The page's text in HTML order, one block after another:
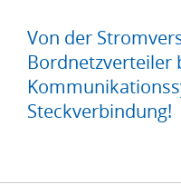
Von der
Bordnetzverteiler
Steckverbindung!